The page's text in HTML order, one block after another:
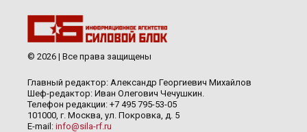
© 2026 | Все права защищены
Главный редактор: Александр Георгиевич Михайлов
Шеф-редактор: Иван Олегович Чечушкин.
Телефон редакции: +7 495 795-53-05
101000, г. Москва, ул. Покровка, д. 5
E-mail: info@sila-rf.ru